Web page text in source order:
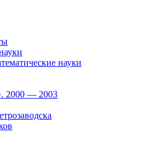
науки
2000 — 2003